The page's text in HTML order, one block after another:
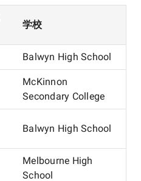
学校
Balwyn High School
McKinnon
Secondary College
Balwyn High School
Melbourne High
School